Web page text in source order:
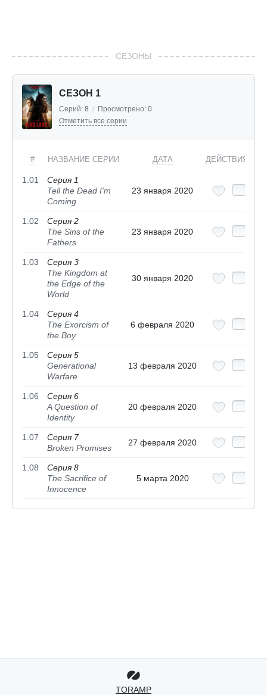
СЕЗОНЫ
СЕЗОН 1
Серий: 8 / Просмотрено: 0
Отметить все серии
# НАЗВАНИЕ СЕРИИ ДАТА ДЕЙСТВИЯ
1.01
Серия 1
Tell the Dead I'm
Coming
23 января 2020
1.02
Серия 2
The Sins of the
Fathers
23 января 2020
1.03
Серия 3
The Kingdom at
the Edge of the
World
30 января 2020
1.04
Серия 4
The Exorcism of
the Boy
6 февраля 2020
1.05
Серия 5
Generational
Warfare
13 февраля 2020
1.06
Серия 6
A Question of
Identity
20 февраля 2020
1.07
Серия 7
Broken Promises
27 февраля 2020
1.08
Серия 8
The Sacrifice of
Innocence
5 марта 2020
TORAMP